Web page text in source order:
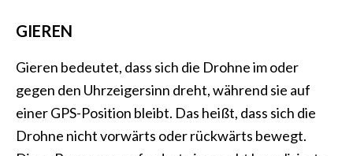
GIEREN
Gieren bedeutet, dass sich die Drohne im oder
gegen den Uhrzeigersinn dreht, während sie auf
einer GPS-Position bleibt. Das heißt, dass sich die
Drohne nicht vorwärts oder rückwärts bewegt.